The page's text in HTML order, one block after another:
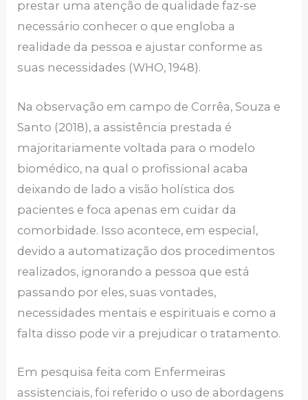
prestar uma atenção de qualidade faz-se
necessário conhecer o que engloba a
realidade da pessoa e ajustar conforme as
suas necessidades (WHO, 1948).
Na observação em campo de Corrêa, Souza e
Santo (2018), a assistência prestada é
majoritariamente voltada para o modelo
biomédico, na qual o profissional acaba
deixando de lado a visão holística dos
pacientes e foca apenas em cuidar da
comorbidade. Isso acontece, em especial,
devido a automatização dos procedimentos
realizados, ignorando a pessoa que está
passando por eles, suas vontades,
necessidades mentais e espirituais e como a
falta disso pode vir a prejudicar o tratamento.
Em pesquisa feita com Enfermeiras
assistenciais, foi referido o uso de abordagens